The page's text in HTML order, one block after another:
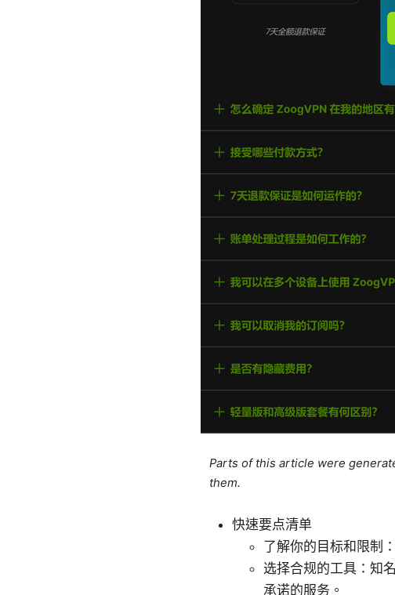
Parts of this article were
them.
快速要点清单
了解你的目标和限制
选择合规的工具：知
承诺的服务。